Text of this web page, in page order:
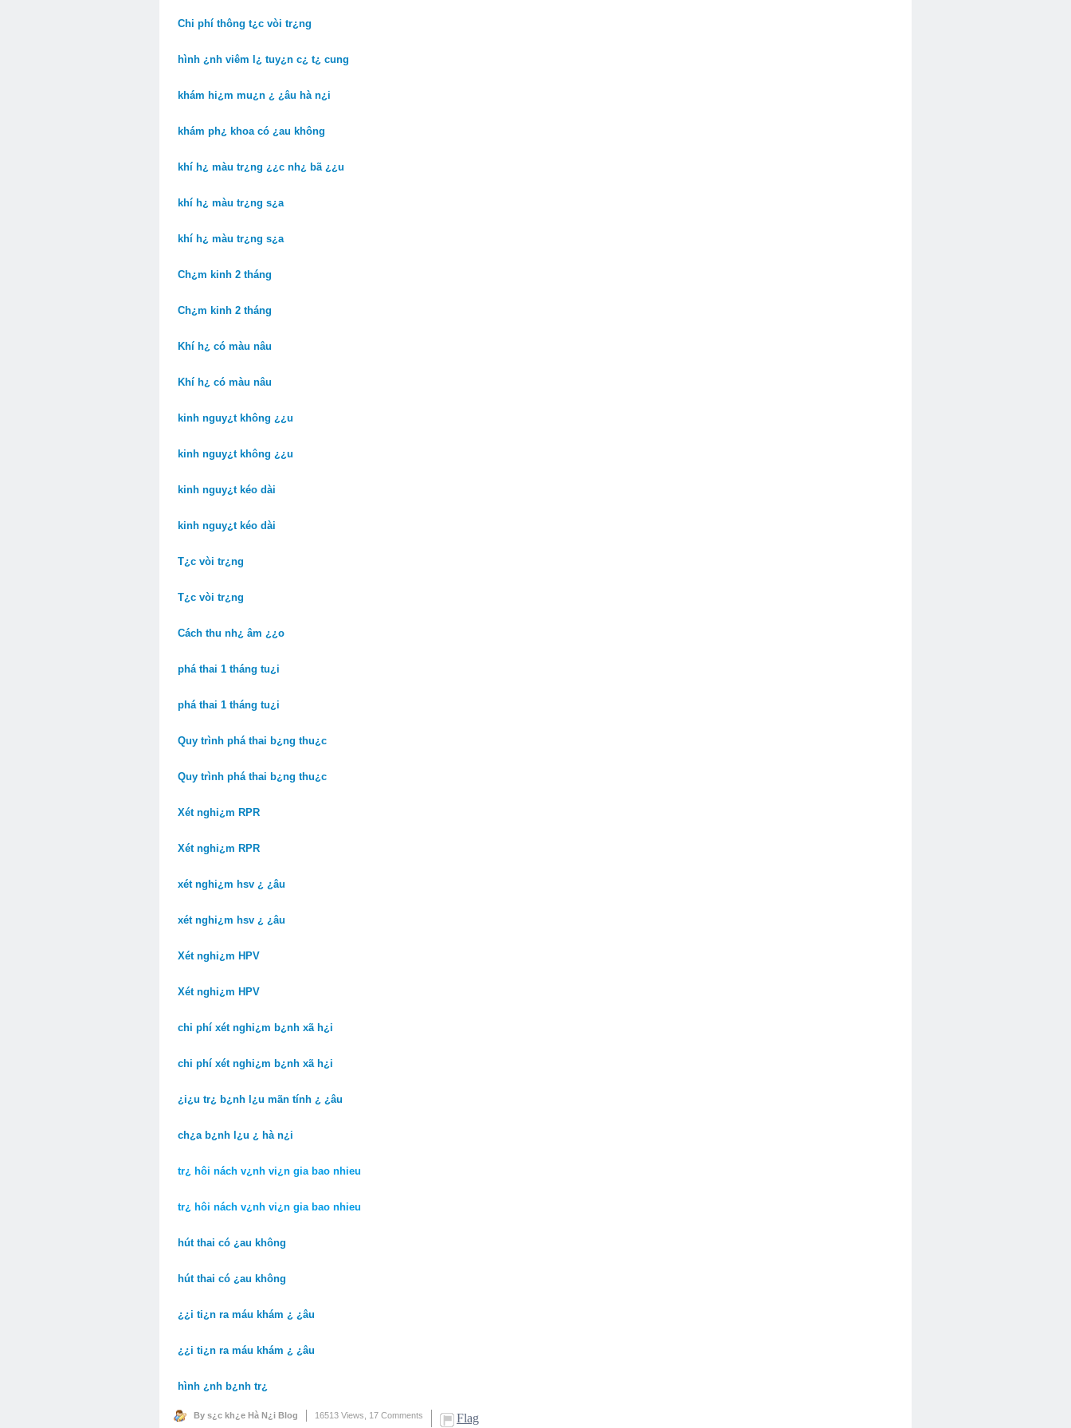
Chi phí thông t¿c vòi tr¿ng
hình ¿nh viêm l¿ tuy¿n c¿ t¿ cung
khám hi¿m mu¿n ¿ ¿âu hà n¿i
khám ph¿ khoa có ¿au không
khí h¿ màu tr¿ng ¿¿c nh¿ bã ¿¿u
khí h¿ màu tr¿ng s¿a
khí h¿ màu tr¿ng s¿a
Ch¿m kinh 2 tháng
Ch¿m kinh 2 tháng
Khí h¿ có màu nâu
Khí h¿ có màu nâu
kinh nguy¿t không ¿¿u
kinh nguy¿t không ¿¿u
kinh nguy¿t kéo dài
kinh nguy¿t kéo dài
T¿c vòi tr¿ng
T¿c vòi tr¿ng
Cách thu nh¿ âm ¿¿o
phá thai 1 tháng tu¿i
phá thai 1 tháng tu¿i
Quy trình phá thai b¿ng thu¿c
Quy trình phá thai b¿ng thu¿c
Xét nghi¿m RPR
Xét nghi¿m RPR
xét nghi¿m hsv ¿ ¿âu
xét nghi¿m hsv ¿ ¿âu
Xét nghi¿m HPV
Xét nghi¿m HPV
chi phí xét nghi¿m b¿nh xã h¿i
chi phí xét nghi¿m b¿nh xã h¿i
¿i¿u tr¿ b¿nh l¿u mãn tính ¿ ¿âu
ch¿a b¿nh l¿u ¿ hà n¿i
tr¿ hôi nách v¿nh vi¿n gia bao nhieu
tr¿ hôi nách v¿nh vi¿n gia bao nhieu
hút thai có ¿au không
hút thai có ¿au không
¿¿i ti¿n ra máu khám ¿ ¿âu
¿¿i ti¿n ra máu khám ¿ ¿âu
hình ¿nh b¿nh tr¿
By s¿c kh¿e Hà N¿i Blog 16513 Views, 17 Comments Flag